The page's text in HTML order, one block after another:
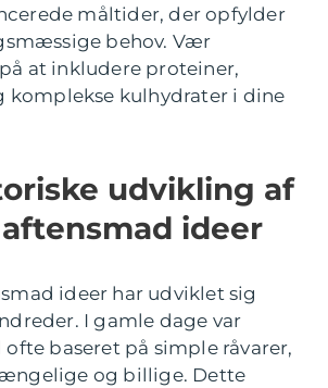
måltider, der opfylder
behov. Vær
at inkludere proteiner,
komplekse kulhydrater i dine
udvikling af
ideer
ideer har udviklet sig
I gamle dage var
baseret på simple råvarer,
og billige. Dette